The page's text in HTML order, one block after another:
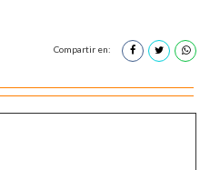
Compartir en: